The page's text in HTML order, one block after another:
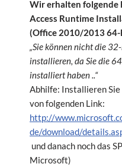
Wir erhalten folgende
Access Runtime
(Office 2010/2013
„Sie können nicht die
installieren, da Sie die
installiert haben ..“
Abhilfe: Installieren
von folgenden Link:
http://
de/download/
und danach noch das
Microsoft)